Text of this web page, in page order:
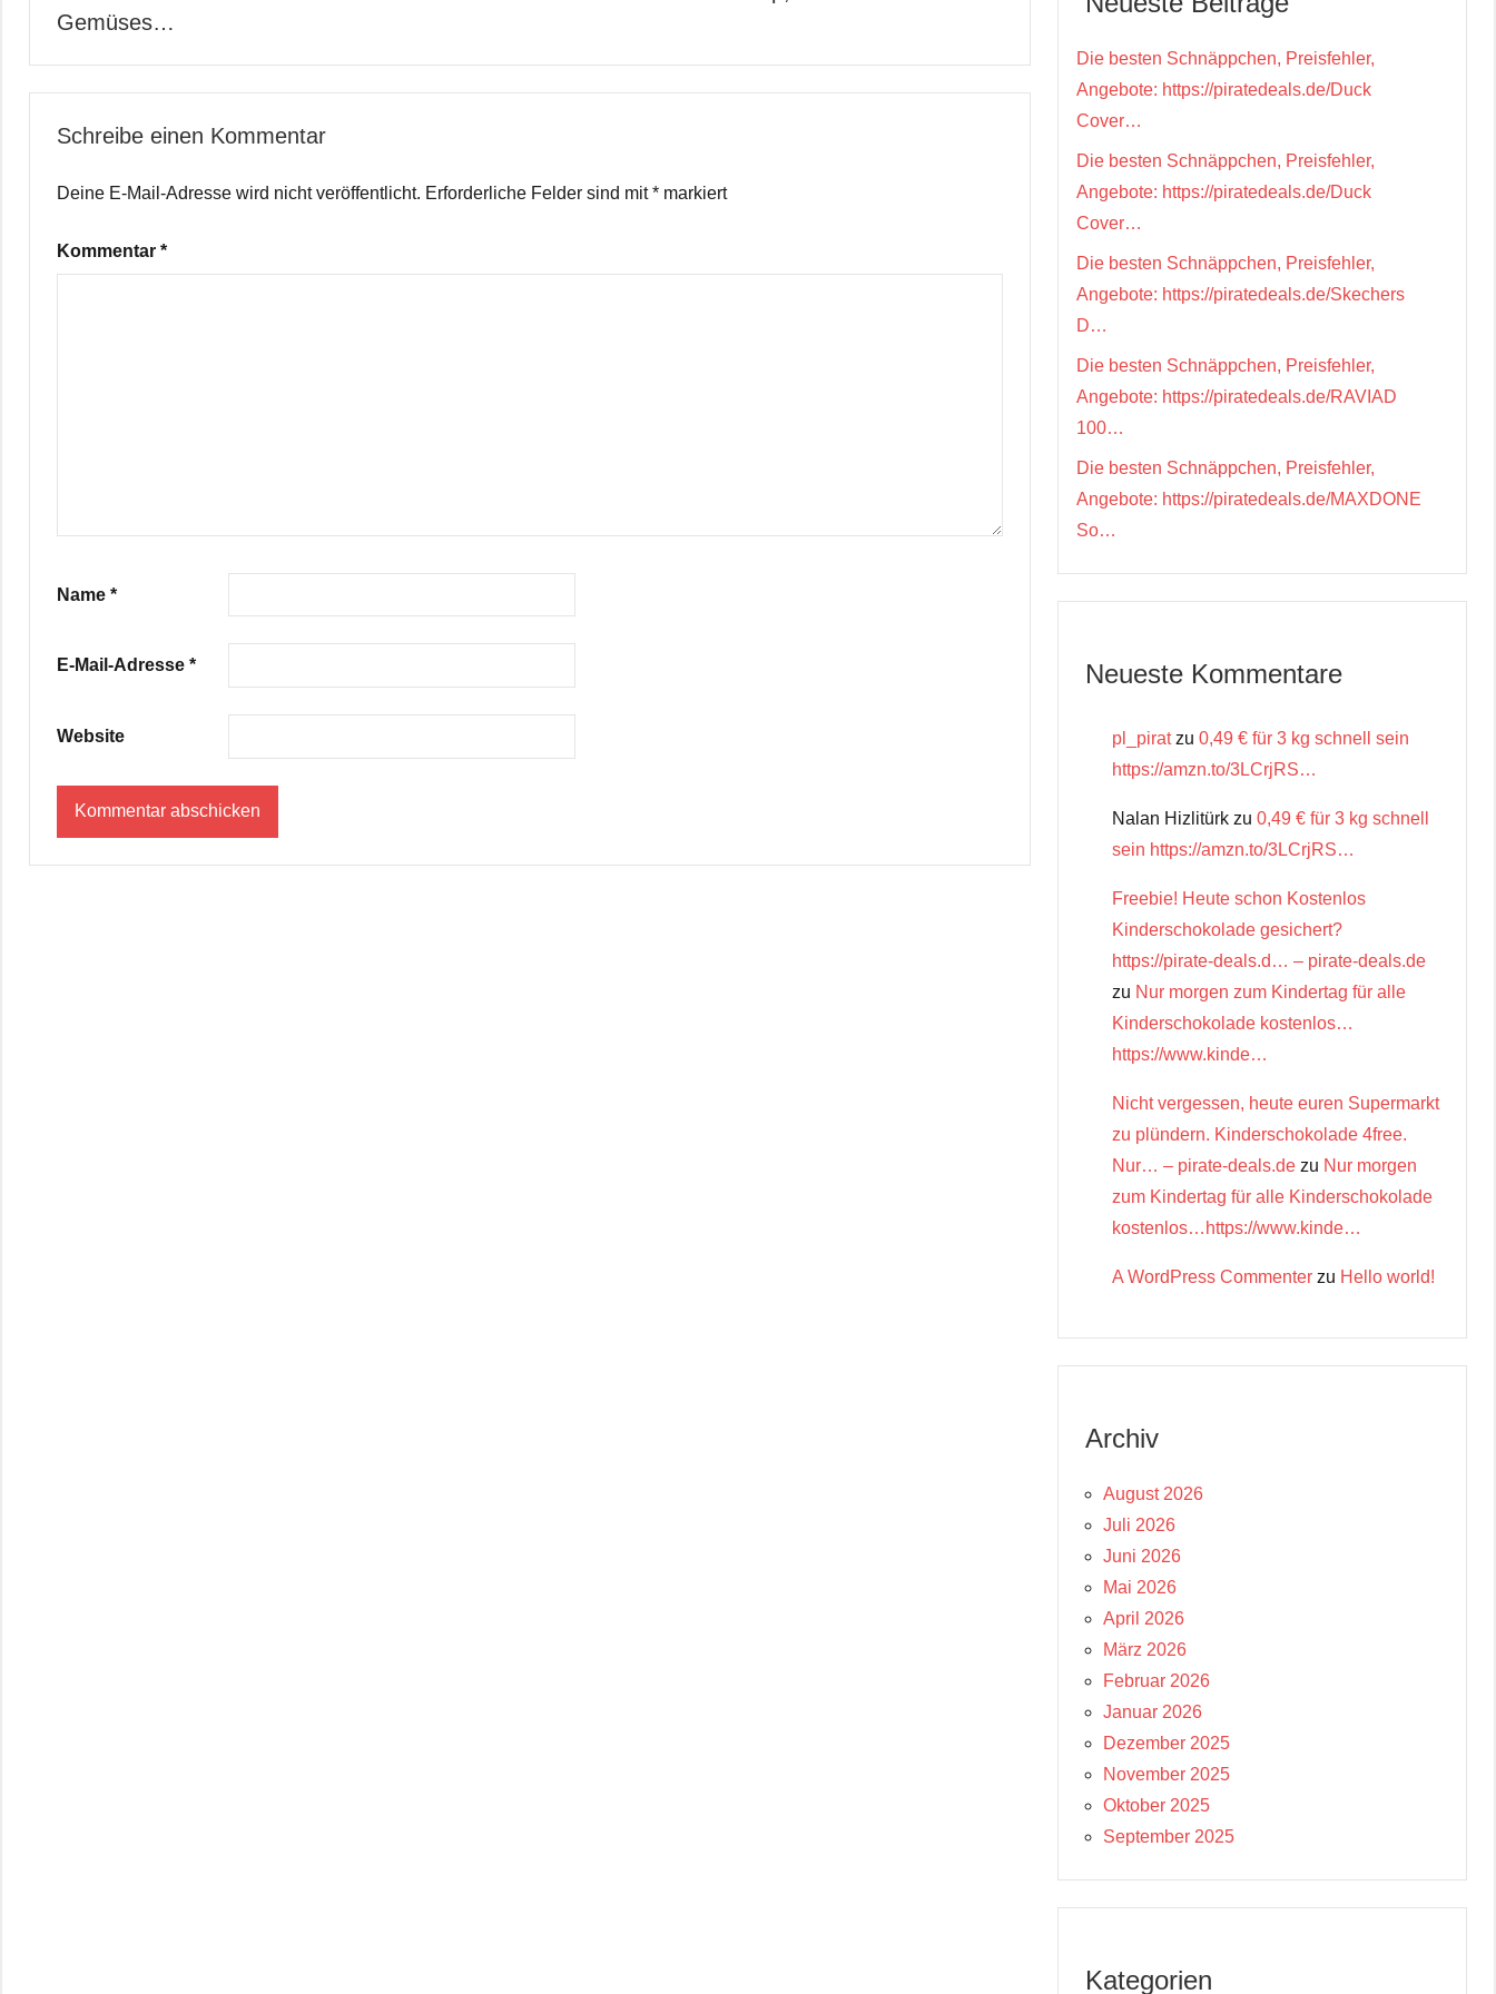
Gemüses…
Schreibe einen Kommentar
Deine E-Mail-Adresse wird nicht veröffentlicht. Erforderliche Felder sind mit* markiert
Kommentar *
Name *
E-Mail-Adresse *
Website
Die besten Schnäppchen, Preisfehler,
Angebote: https://piratedeals.de/Duck
Cover…
Die besten Schnäppchen, Preisfehler,
Angebote: https://piratedeals.de/Duck
Cover…
Die besten Schnäppchen, Preisfehler,
Angebote: https://piratedeals.de/Skechers
D…
Die besten Schnäppchen, Preisfehler,
Angebote: https://piratedeals.de/RAVIAD
100…
Die besten Schnäppchen, Preisfehler,
Angebote: https://piratedeals.de/MAXDONE
So…
Neueste Kommentare
pl_piratzu 0,49 € für 3 kg schnell sein
https://amzn.to/3LCrjRS…
Nalan Hizlitürk zu 0,49 € für 3 kg schnell
sein https://amzn.to/3LCrjRS…
Freebie! Heute schon Kostenlos
Kinderschokolade gesichert?
https://pirate-deals.d… – pirate-deals.de
zu Nur morgen zum Kindertag für alle
Kinderschokolade kostenlos…
https://www.kinde…
Nicht vergessen, heute euren Supermarkt
zu plündern. Kinderschokolade 4free.
Nur… – pirate-deals.de zu Nur morgen
zum Kindertag für alle Kinderschokolade
kostenlos…https://www.kinde…
A WordPress Commenter zu Hello world!
Archiv
August 2026
Juli 2026
Juni 2026
Mai 2026
April 2026
März 2026
Februar 2026
Januar 2026
Dezember 2025
November 2025
Oktober 2025
September 2025
Kategorien